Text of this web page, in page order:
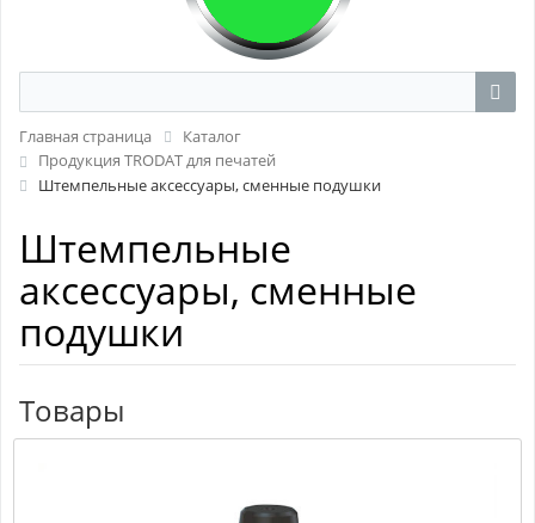
Главная страница
Каталог
Продукция TRODAT для печатей
Штемпельные аксессуары, сменные подушки
Штемпельные
аксессуары, сменные
подушки
Товары